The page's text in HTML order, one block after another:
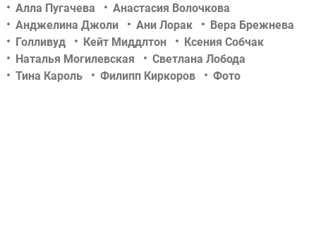
Алла Пугачева
Анастасия Волочкова
Анджелина Джоли
Ани Лорак
Вера Брежнева
Голливуд
Кейт Миддлтон
Ксения Собчак
Наталья Могилевская
Светлана Лобода
Тина Кароль
Филипп Киркоров
Фото